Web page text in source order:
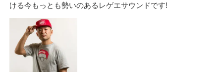
ける今もっとも勢いのあるレゲエサウンドです!